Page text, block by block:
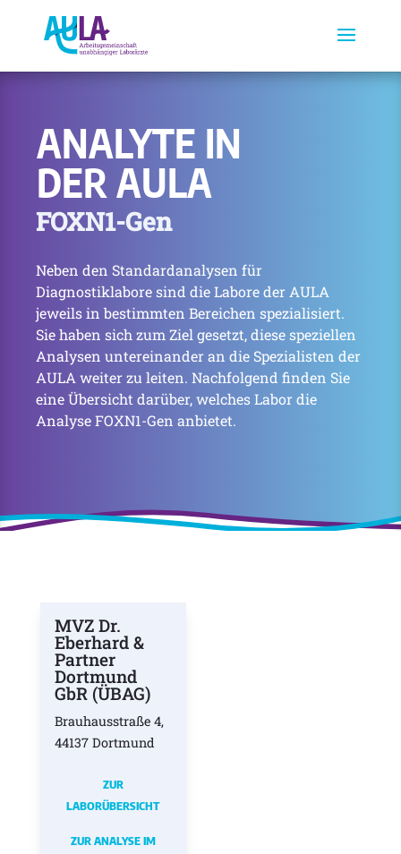
ANALYTE IN
DER AULA
FOXN1-Gen
Neben den Standardanalysen für
Diagnostiklabore sind die Labore der AULA
jeweils in bestimmten Bereichen spezialisiert.
Sie haben sich zum Ziel gesetzt, diese speziellen
Analysen untereinander an die Spezialisten der
AULA weiter zu leiten. Nachfolgend finden Sie
eine Übersicht darüber, welches Labor die
Analyse FOXN1-Gen anbietet.
MVZ Dr.
Eberhard &
Partner
Dortmund
GbR (ÜBAG)
Brauhausstraße 4,
44137 Dortmund
ZUR
LABORÜBERSICHT
ZUR ANALYSE IM